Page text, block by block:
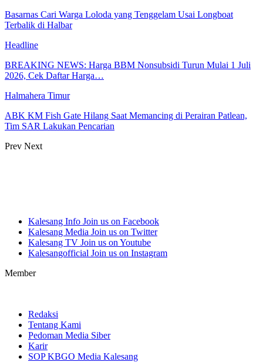
Basarnas Cari Warga Loloda yang Tenggelam Usai Longboat
Terbalik di Halbar
Headline
BREAKING NEWS: Harga BBM Nonsubsidi Turun Mulai 1 Juli
2026, Cek Daftar Harga…
Halmahera Timur
ABK KM Fish Gate Hilang Saat Memancing di Perairan Patlean,
Tim SAR Lakukan Pencarian
Prev Next
Kalesang Info Join us on Facebook
Kalesang Media Join us on Twitter
Kalesang TV Join us on Youtube
Kalesangofficial Join us on Instagram
Member
Redaksi
Tentang Kami
Pedoman Media Siber
Karir
SOP KBGO Media Kalesang